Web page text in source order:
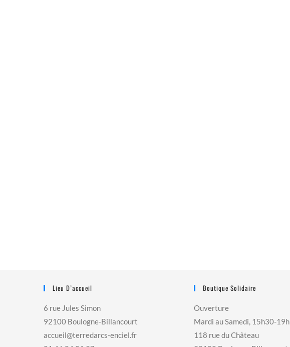
Lieu D’accueil
6 rue Jules Simon
92100 Boulogne-Billancourt
accueil@terredarcs-enciel.fr
Boutique Solidaire
Ouverture
Mardi au Samedi, 15h30-19h
118 rue du Château